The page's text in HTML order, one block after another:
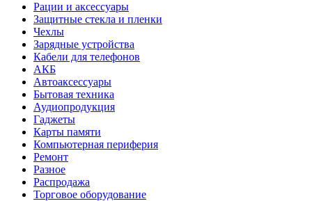
Рации и аксессуары
Защитные стекла и пленки
Чехлы
Зарядные устройства
Кабели для телефонов
АКБ
Автоаксессуары
Бытовая техника
Аудиопродукция
Гаджеты
Карты памяти
Компьютерная периферия
Ремонт
Разное
Распродажа
Торговое оборудование